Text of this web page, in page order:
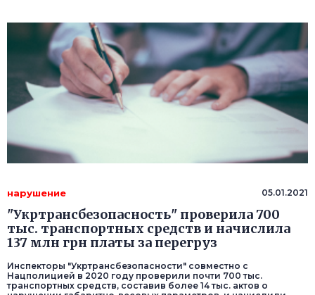
нарушение 05.01.2021
"Укртрансбезопасность" проверила 700
тыс. транспортных средств и начислила
137 млн грн платы за перегруз
Инспекторы "Укртрансбезопасности" совместно с
Нацполицией в 2020 году проверили почти 700 тыс.
транспортных средств, составив более 14 тыс. актов о